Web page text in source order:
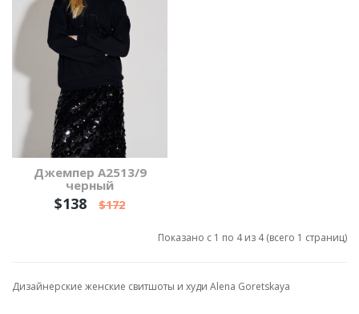
Джемпер А2513/9
черный
$138 $172
Показано с 1 по 4 из 4 (всего 1 страниц)
Дизайнерские женские свитшоты и худи Alena Goretskaya